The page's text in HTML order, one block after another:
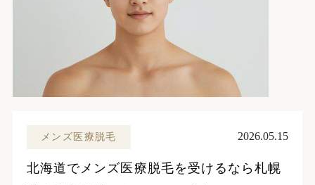
メンズ医療脱毛 2026.05.15
北海道でメンズ医療脱毛を受けるなら札幌